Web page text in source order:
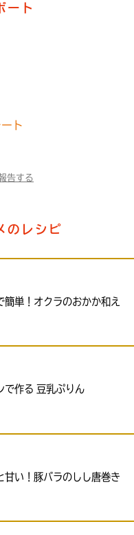
ート
ト
告する
のレシピ
簡単！オクラのおかか和え
で作る 豆乳ぷりん
甘い！豚バラのしし唐巻き